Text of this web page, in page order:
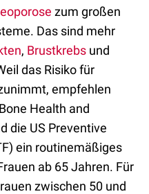
zum großen
Das sind mehr
, Brustkrebs und
das Risiko für
empfehlen
Health and
die US Preventive
ein routinemäßiges
ab 65 Jahren. Für
zwischen 50 und